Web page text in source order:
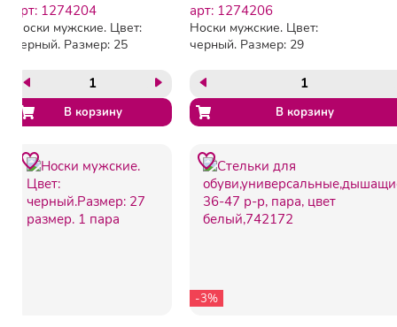
арт: 1274204
Носки мужские. Цвет:
черный. Размер: 25
арт: 1274206
Носки мужские. Цвет:
черный. Размер: 29
-3%